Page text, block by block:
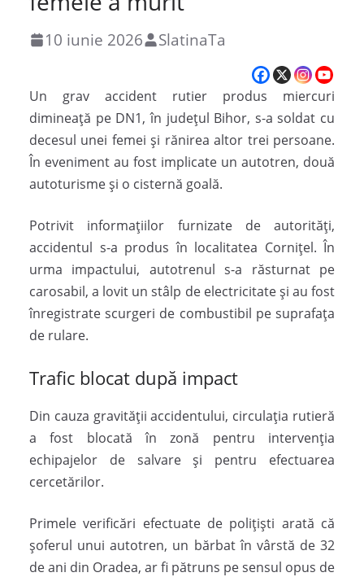
10 iunie 2026 SlatinaTa
Un grav accident rutier produs miercuri
dimineață pe DN1, în județul Bihor, s-a soldat cu
decesul unei femei și rănirea altor trei persoane.
În eveniment au fost implicate un autotren, două
autoturisme și o cisternă goală.
Potrivit informațiilor furnizate de autorități,
accidentul s-a produs în localitatea Cornițel. În
urma impactului, autotrenul s-a răsturnat pe
carosabil, a lovit un stâlp de electricitate și au fost
înregistrate scurgeri de combustibil pe suprafața
de rulare.
Trafic blocat după impact
Din cauza gravității accidentului, circulația rutieră
a fost blocată în zonă pentru intervenția
echipajelor de salvare și pentru efectuarea
cercetărilor.
Primele verificări efectuate de polițiști arată că
șoferul unui autotren, un bărbat în vârstă de 32
de ani din Oradea, ar fi pătruns pe sensul opus de